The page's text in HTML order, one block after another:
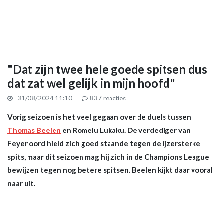
"Dat zijn twee hele goede spitsen dus
dat zat wel gelijk in mijn hoofd"
31/08/2024 11:10 837reacties
Vorig seizoen is het veel gegaan over de duels tussen
Thomas Beelen en Romelu Lukaku. De verdediger van
Feyenoord hield zich goed staande tegen de ijzersterke
spits, maar dit seizoen mag hij zich in de Champions League
bewijzen tegen nog betere spitsen. Beelen kijkt daar vooral
naar uit.